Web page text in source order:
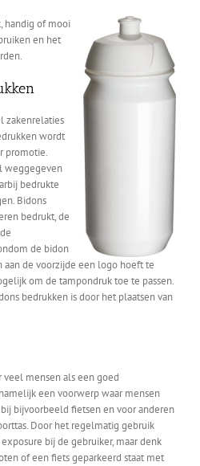
handig of mooi
en het
zakenrelaties
wordt
promotie.
weggegeven
bedrukte
Bidons
bedrukt, de
de bidon
aan de voorzijde een logo hoeft te
om de tampondruk toe te passen.
bedrukken is door het plaatsen van
mensen als een goed
een voorwerp waar mensen
bijvoorbeeld fietsen en voor anderen
Door het regelmatig gebruik
bij de gebruiker, maar denk
of een fiets geparkeerd staat met